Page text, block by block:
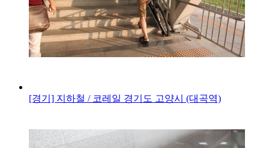
[경기] 지하철 / 코레일 경기도 고양시 (대곡역)